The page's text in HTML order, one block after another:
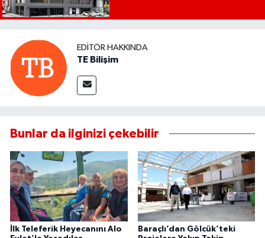
EDITÖR HAKKINDA
TE Bilişim
Bunlar da ilginizi çekebilir
İlk Teleferik Heyecanını Alo
Baraçlı’dan Gölcük’teki